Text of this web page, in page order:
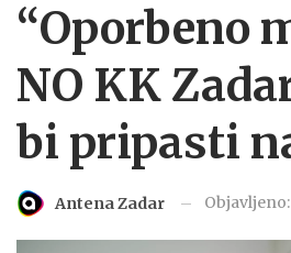
“Oporbeno
NO KK
bi pripasti
Antena Zadar Objavljeno: